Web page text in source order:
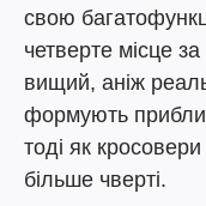
свою
четверте місце
вищий, аніж
формують
тоді як
більше чверті.